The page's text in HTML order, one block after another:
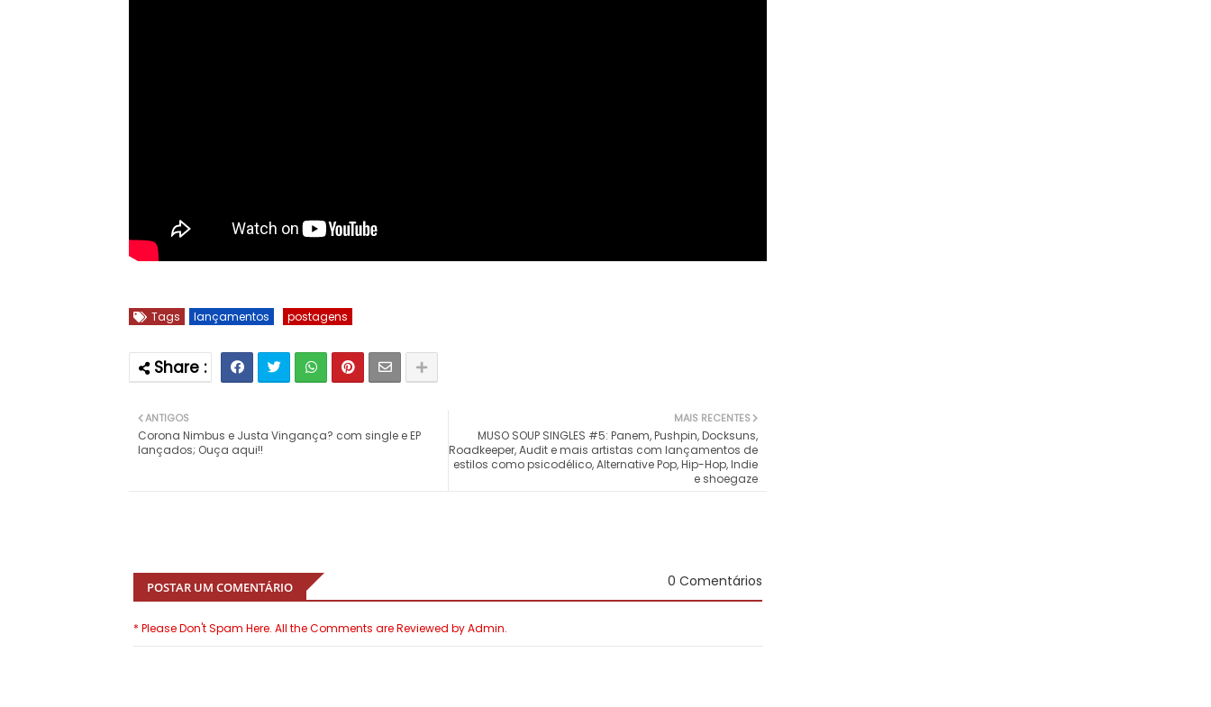
Tags lançamentos postagens
MAIS RECENTES
MUSO SOUP SINGLES #5: Panem, Pushpin, Docksuns,
Roadkeeper, Audit e mais artistas com lançamentos de
estilos como psicodélico, Alternative Pop, Hip-Hop, Indie
e shoegaze
ANTIGOS
Corona Nimbus e Justa Vingança? com single e EP
lançados; Ouça aqui!!
POSTAR UM COMENTÁRIO 0 Comentários
* Please Don't Spam Here. All the Comments are Reviewed by Admin.